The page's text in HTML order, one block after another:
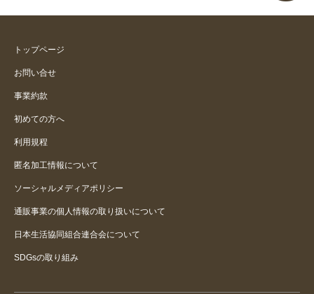
生地がサラッとした肌触りでいい
快適です。やっと出会えた感じで
す。
トップページ
お問い合せ
事業約款
初めての方へ
利用規程
匿名加工情報について
ソーシャルメディアポリシー
通販事業の個人情報の取り扱いについて
日本生活協同組合連合会について
SDGsの取り組み